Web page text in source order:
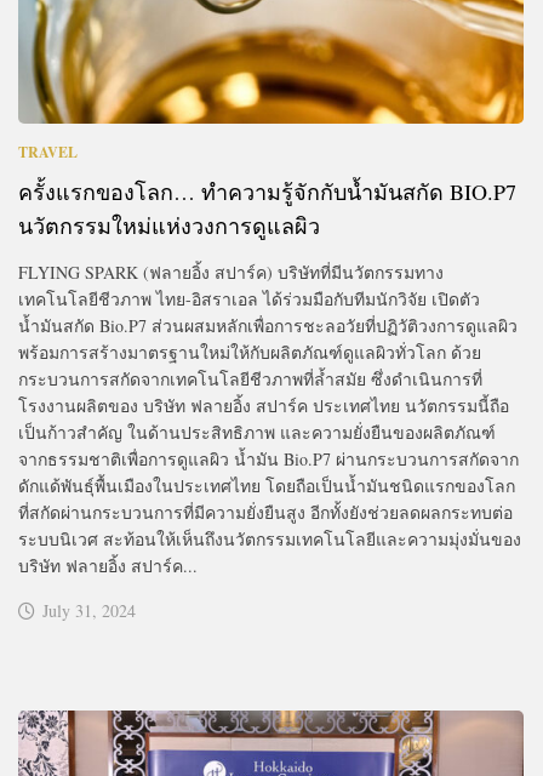
TRAVEL
ครั้งแรกของโลก… ทำความรู้จักกับน้ำมันสกัด BIO.P7
นวัตกรรมใหม่แห่งวงการดูแลผิว
FLYING SPARK (ฟลายอิ้ง สปาร์ค) บริษัทที่มีนวัตกรรมทาง
เทคโนโลยีชีวภาพ ไทย-อิสราเอล ได้ร่วมมือกับทีมนักวิจัย เปิดตัว
น้ำมันสกัด Bio.P7 ส่วนผสมหลักเพื่อการชะลอวัยที่ปฏิวัติวงการดูแลผิว
พร้อมการสร้างมาตรฐานใหม่ให้กับผลิตภัณฑ์ดูแลผิวทั่วโลก ด้วย
กระบวนการสกัดจากเทคโนโลยีชีวภาพที่ล้ำสมัย ซึ่งดำเนินการที่
โรงงานผลิตของ บริษัท ฟลายอิ้ง สปาร์ค ประเทศไทย นวัตกรรมนี้ถือ
เป็นก้าวสำคัญ ในด้านประสิทธิภาพ และความยั่งยืนของผลิตภัณฑ์
จากธรรมชาติเพื่อการดูแลผิว น้ำมัน Bio.P7 ผ่านกระบวนการสกัดจาก
ดักแด้พันธุ์พื้นเมืองในประเทศไทย โดยถือเป็นน้ำมันชนิดแรกของโลก
ที่สกัดผ่านกระบวนการที่มีความยั่งยืนสูง อีกทั้งยังช่วยลดผลกระทบต่อ
ระบบนิเวศ สะท้อนให้เห็นถึงนวัตกรรมเทคโนโลยีและความมุ่งมั่นของ
บริษัท ฟลายอิ้ง สปาร์ค...
July 31, 2024